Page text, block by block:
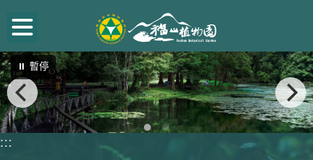
到
主
要
內
容
區
⏸ 暫停
:::